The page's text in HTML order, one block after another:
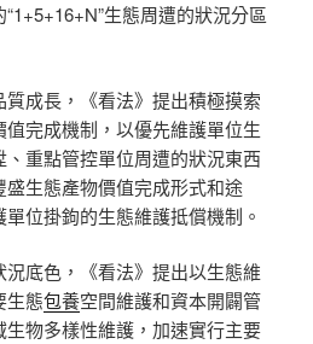
生態周遭的狀況分區
成長，《看法》提出積極摸索
完成機制，以優先維護單位生
、重點管控單位周遭的狀況東西
生態產物價值完成形式和途
位掛鉤的生態維護抵償機制。
底色，《看法》提出以生態維
生態包養空間維護和資本開闢管
物多樣性維護，加速實行主要